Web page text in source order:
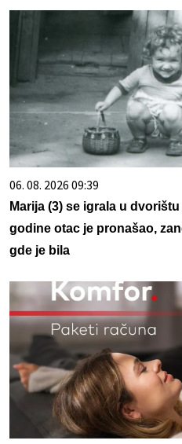
06. 08. 2026 09:39
Marija (3) se igrala u
godine otac je pronašao,
gde je bila